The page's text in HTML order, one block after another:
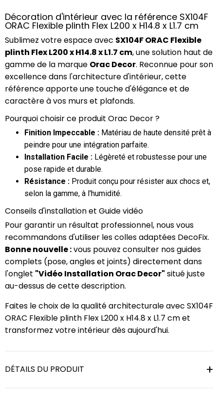
Décoration d'intérieur avec la référence SX104F
ORAC Flexible plinth Flex L200 x H14.8 x L1.7 cm
Sublimez votre espace avec SX104F ORAC Flexible
plinth Flex L200 x H14.8 x L1.7 cm, une solution haut de
gamme de la marque Orac Decor. Reconnue pour son
excellence dans l'architecture d'intérieur, cette
référence apporte une touche d'élégance et de
caractère à vos murs et plafonds.
Pourquoi choisir ce produit Orac Decor ?
Finition Impeccable : Matériau de haute densité prêt à
peindre pour une intégration parfaite.
Installation Facile : Légèreté et robustesse pour une
pose rapide et durable.
Résistance : Produit conçu pour résister aux chocs et,
selon la gamme, à l'humidité.
Conseils d'installation et Guide vidéo
Pour garantir un résultat professionnel, nous vous
recommandons d'utiliser les colles adaptées DecoFix.
Bonne nouvelle :vous pouvez consulter nos guides
complets (pose, angles et joints) directement dans
l'onglet "Vidéo Installation Orac Decor" situé juste
au-dessus de cette description.
Faites le choix de la qualité architecturale avec SX104F
ORAC Flexible plinth Flex L200 x H14.8 x L1.7 cm et
transformez votre intérieur dès aujourd'hui.
DÉTAILS DU PRODUIT